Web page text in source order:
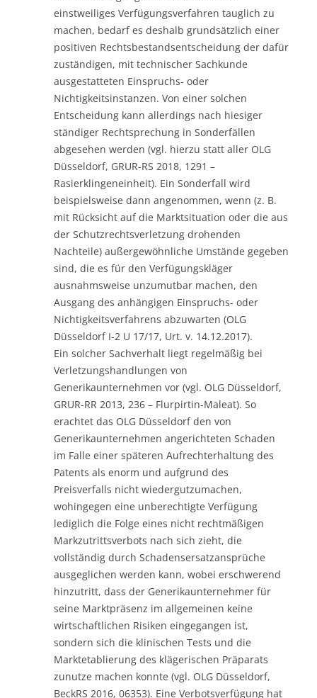
einstweiliges Verfügungsverfahren tauglich zu
machen, bedarf es deshalb grundsätzlich einer
positiven Rechtsbestandsentscheidung der dafür
zuständigen, mit technischer Sachkunde
ausgestatteten Einspruchs- oder
Nichtigkeitsinstanzen. Von einer solchen
Entscheidung kann allerdings nach hiesiger
ständiger Rechtsprechung in Sonderfällen
abgesehen werden (vgl. hierzu statt aller OLG
Düsseldorf, GRUR-RS 2018, 1291 –
Rasierklingeneinheit). Ein Sonderfall wird
beispielsweise dann angenommen, wenn (z. B.
mit Rücksicht auf die Marktsituation oder die aus
der Schutzrechtsverletzung drohenden
Nachteile) außergewöhnliche Umstände gegeben
sind, die es für den Verfügungskläger
ausnahmsweise unzumutbar machen, den
Ausgang des anhängigen Einspruchs- oder
Nichtigkeitsverfahrens abzuwarten (OLG
Düsseldorf I-2 U 17/17, Urt. v. 14.12.2017).
Ein solcher Sachverhalt liegt regelmäßig bei
Verletzungshandlungen von
Generikaunternehmen vor (vgl. OLG Düsseldorf,
GRUR-RR 2013, 236 – Flurpirtin-Maleat). So
erachtet das OLG Düsseldorf den von
Generikaunternehmen angerichteten Schaden
im Falle einer späteren Aufrechterhaltung des
Patents als enorm und aufgrund des
Preisverfalls nicht wiedergutzumachen,
wohingegen eine unberechtigte Verfügung
lediglich die Folge eines nicht rechtmäßigen
Markzutrittsverbots nach sich zieht, die
vollständig durch Schadensersatzansprüche
ausgeglichen werden kann, wobei erschwerend
hinzutritt, dass der Generikaunternehmer für
seine Marktpräsenz im allgemeinen keine
wirtschaftlichen Risiken eingegangen ist,
sondern sich die klinischen Tests und die
Marktetablierung des klägerischen Präparats
zunutze machen konnte (vgl. OLG Düsseldorf,
BeckRS 2016, 06353). Eine Verbotsverfügung hat